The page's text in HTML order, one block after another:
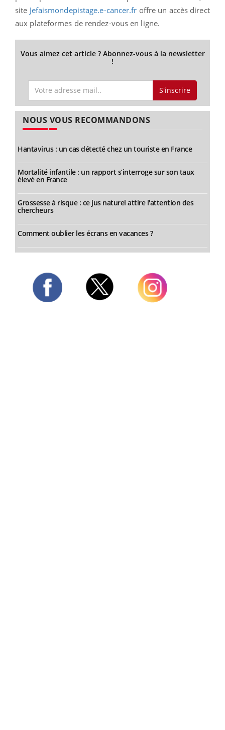
site Jefaismondepistage.e-cancer.fr offre un accès direct
aux plateformes de rendez-vous en ligne.
Vous aimez cet article ? Abonnez-vous à la newsletter
!
S'inscrire
NOUS VOUS RECOMMANDONS
Hantavirus : un cas détecté chez un touriste en France
Mortalité infantile : un rapport s’interroge sur son taux
élevé en France
Grossesse à risque : ce jus naturel attire l'attention des
chercheurs
Comment oublier les écrans en vacances ?